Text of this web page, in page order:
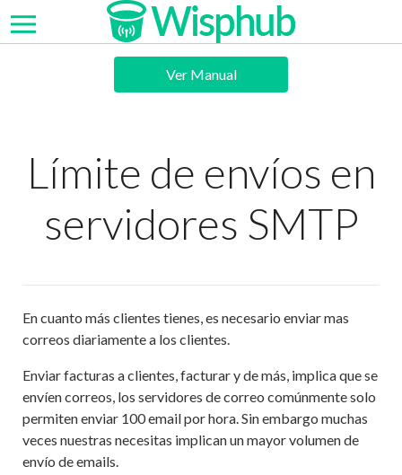
Ver Manual
Límite de envíos en
servidores SMTP
En cuanto más clientes tienes, es necesario enviar mas
correos diariamente a los clientes.
Enviar facturas a clientes, facturar y de más, implica que se
envíen correos, los servidores de correo comúnmente solo
permiten enviar 100 email por hora. Sin embargo muchas
veces nuestras necesitas implican un mayor volumen de
envío de emails.